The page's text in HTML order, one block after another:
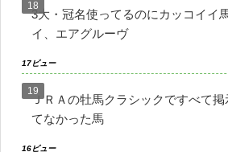
3大・冠名使ってるのにカッコイ
イ、エアグルーヴ
17ビュー
ＪＲＡの牡馬クラシックですべて
てなかった馬
16ビュー